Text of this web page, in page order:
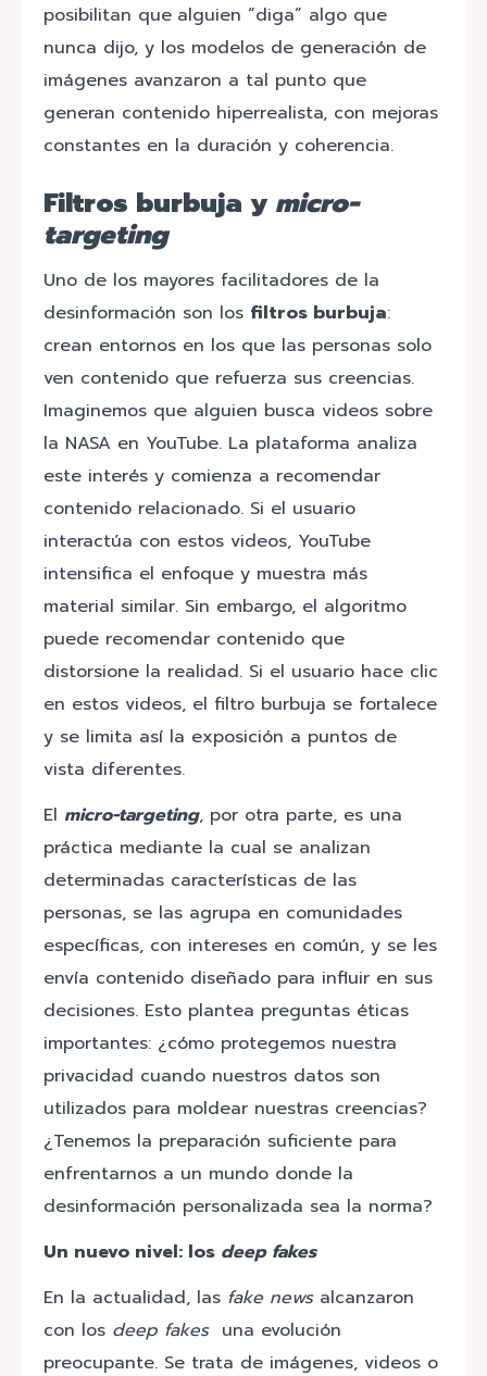
posibilitan que alguien “diga” algo que
nunca dijo, y los modelos de generación de
imágenes avanzaron a tal punto que
generan contenido hiperrealista, con mejoras
constantes en la duración y coherencia.
Filtros burbuja y micro-
targeting
Uno de los mayores facilitadores de la
desinformación son los filtros burbuja:
crean entornos en los que las personas solo
ven contenido que refuerza sus creencias.
Imaginemos que alguien busca videos sobre
la NASA en YouTube. La plataforma analiza
este interés y comienza a recomendar
contenido relacionado. Si el usuario
interactúa con estos videos, YouTube
intensifica el enfoque y muestra más
material similar. Sin embargo, el algoritmo
puede recomendar contenido que
distorsione la realidad. Si el usuario hace clic
en estos videos, el filtro burbuja se fortalece
y se limita así la exposición a puntos de
vista diferentes.
El micro-targeting, por otra parte, es una
práctica mediante la cual se analizan
determinadas características de las
personas, se las agrupa en comunidades
específicas, con intereses en común, y se les
envía contenido diseñado para influir en sus
decisiones. Esto plantea preguntas éticas
importantes: ¿cómo protegemos nuestra
privacidad cuando nuestros datos son
utilizados para moldear nuestras creencias?
¿Tenemos la preparación suficiente para
enfrentarnos a un mundo donde la
desinformación personalizada sea la norma?
Un nuevo nivel: los deep fakes
En la actualidad, las fake news alcanzaron
con los deep fakesuna evolución
preocupante. Se trata de imágenes, videos o